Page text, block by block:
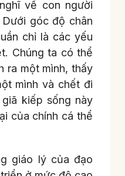
về con người
góc độ chân
chỉ là các yếu
Chúng ta có thể
ra một mình, thấy
mình và chết đi
kiếp sống này
của chính cá thể
giáo lý của đạo